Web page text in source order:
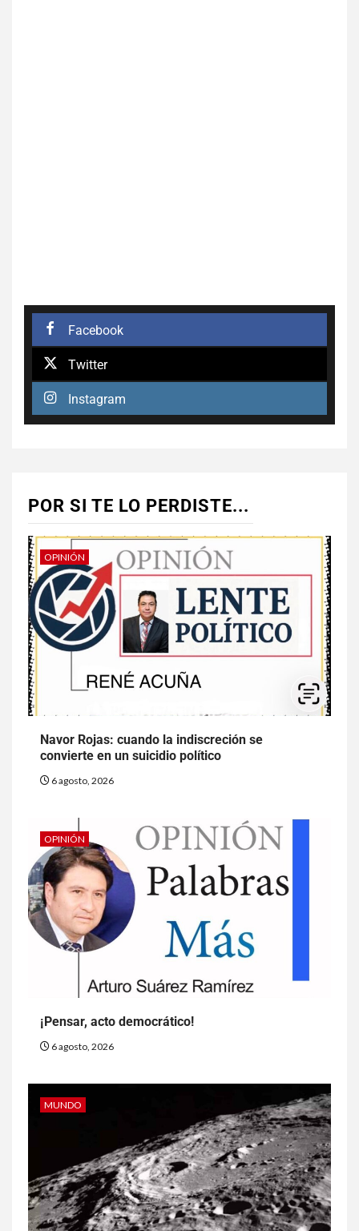
Facebook
Twitter
Instagram
POR SI TE LO PERDISTE...
OPINIÓN
Navor Rojas: cuando la indiscreción se
convierte en un suicidio político
6 agosto, 2026
OPINIÓN
¡Pensar, acto democrático!
6 agosto, 2026
MUNDO